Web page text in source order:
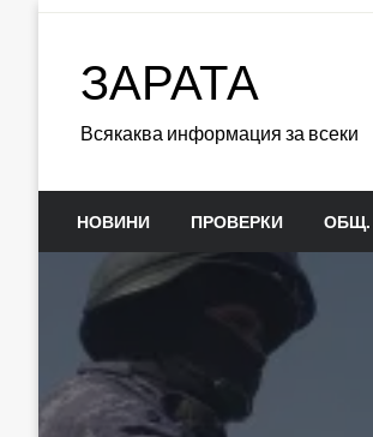
ЗАРАТА
Всякаква информация за всеки
НОВИНИ ПРОВЕРКИ ОБЩ.